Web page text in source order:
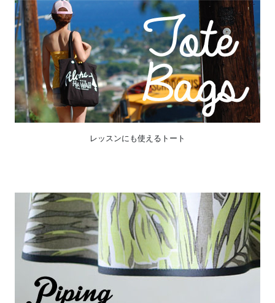
レッスンにも使えるトート